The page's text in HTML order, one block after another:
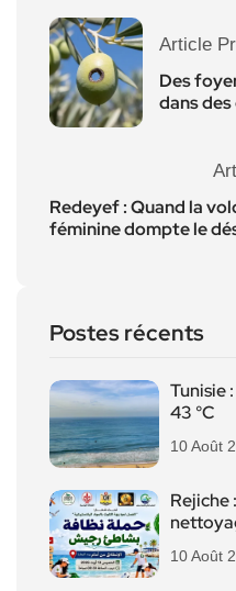
Article
Des
dans
Redeyef : Quand la
féminine dompte le
Postes récents
Tunisie
43 °C
10 Août
Rejiche
10 Août